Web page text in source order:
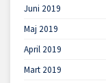
Juni 2019
Maj 2019
April 2019
Mart 2019